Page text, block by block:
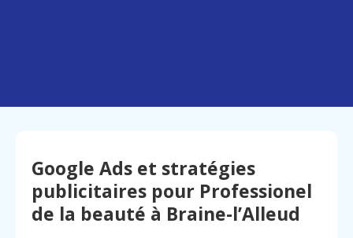
Google Ads et stratégies
publicitaires pour Professionel
de la beauté à Braine-l’Alleud